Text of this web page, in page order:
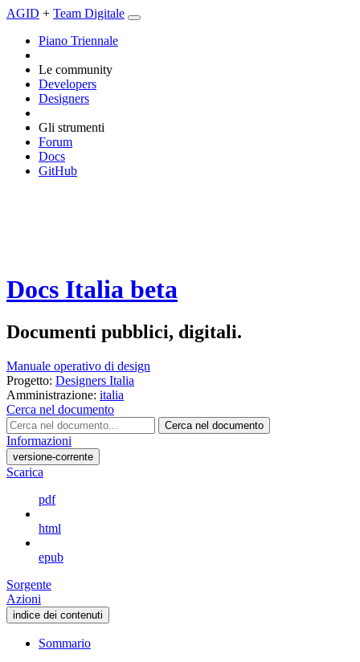
AGID + Team Digitale
Piano Triennale
Le community
Developers
Designers
Gli strumenti
Forum
Docs
GitHub
Docs Italia beta
Documenti pubblici, digitali.
Manuale operativo di design
Progetto: Designers Italia
Amministrazione: italia
Cerca nel documento
Cerca nel documento
Informazioni
versione-corrente
Scarica
pdf
html
epub
Sorgente
Azioni
indice dei contenuti
Sommario